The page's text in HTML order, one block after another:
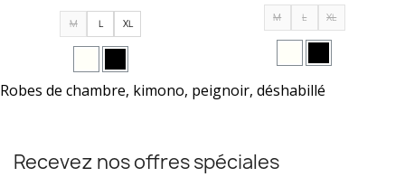
M L XL
M L XL
Robes de chambre, kimono, peignoir, déshabillé
Recevez nos offres spéciales